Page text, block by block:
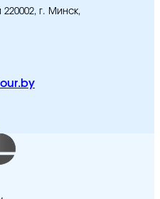
г. Минск,